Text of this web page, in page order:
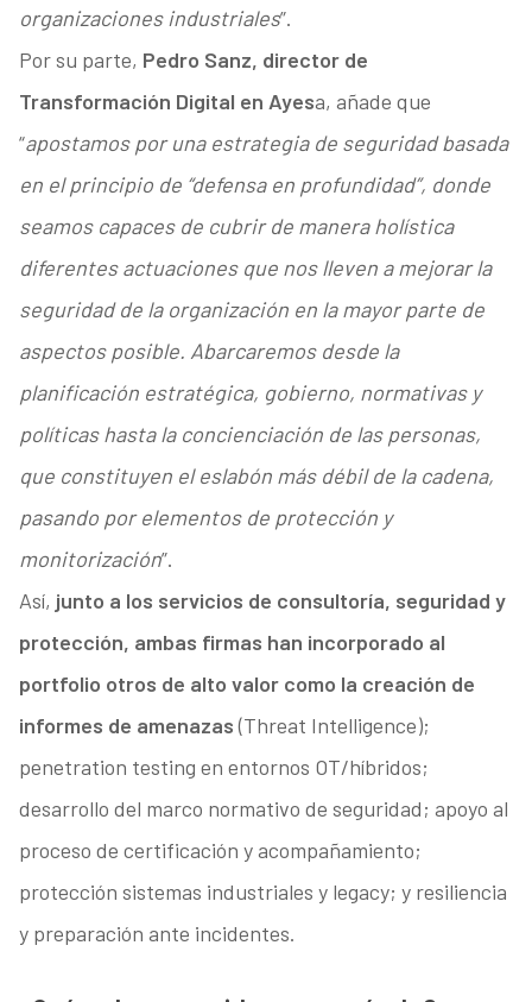
organizaciones industriales”.
Por su parte, Pedro Sanz, director de
Transformación Digital en Ayesa, añade que
“apostamos por una estrategia de seguridad basada
en el principio de “defensa en profundidad”, donde
seamos capaces de cubrir de manera holística
diferentes actuaciones que nos lleven a mejorar la
seguridad de la organización en la mayor parte de
aspectos posible. Abarcaremos desde la
planificación estratégica, gobierno, normativas y
políticas hasta la concienciación de las personas,
que constituyen el eslabón más débil de la cadena,
pasando por elementos de protección y
monitorización”.
Así, junto a los servicios de consultoría, seguridad y
protección, ambas firmas han incorporado al
portfolio otros de alto valor como la creación de
informes de amenazas(Threat Intelligence);
penetration testing en entornos OT/híbridos;
desarrollo del marco normativo de seguridad; apoyo al
proceso de certificación y acompañamiento;
protección sistemas industriales y legacy; y resiliencia
y preparación ante incidentes.